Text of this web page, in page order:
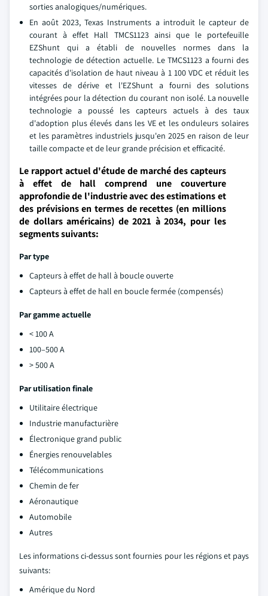
sorties analogiques/numériques.
En août 2023, Texas Instruments a introduit le capteur de
courant à effet Hall TMCS1123 ainsi que le portefeuille
EZShunt qui a établi de nouvelles normes dans la
technologie de détection actuelle. Le TMCS1123 a fourni des
capacités d'isolation de haut niveau à 1 100 VDC et réduit les
vitesses de dérive et l'EZShunt a fourni des solutions
intégrées pour la détection du courant non isolé. La nouvelle
technologie a poussé les capteurs actuels à des taux
d'adoption plus élevés dans les VE et les onduleurs solaires
et les paramètres industriels jusqu'en 2025 en raison de leur
taille compacte et de leur grande précision et efficacité.
Le rapport actuel d'étude de marché des capteurs
à effet de hall comprend une couverture
approfondie de l'industrie avec des estimations et
des prévisions en termes de recettes (en millions
de dollars américains) de 2021 à 2034, pour les
segments suivants:
Par type
Capteurs à effet de hall à boucle ouverte
Capteurs à effet de hall en boucle fermée (compensés)
Par gamme actuelle
< 100 A
100–500 A
> 500 A
Par utilisation finale
Utilitaire électrique
Industrie manufacturière
Électronique grand public
Énergies renouvelables
Télécommunications
Chemin de fer
Aéronautique
Automobile
Autres
Les informations ci-dessus sont fournies pour les régions et pays
suivants:
Amérique du Nord